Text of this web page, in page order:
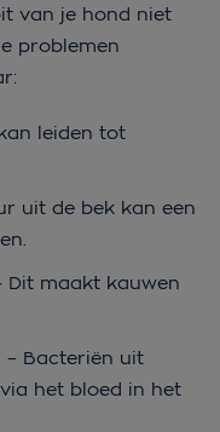
van je hond niet
problemen
leiden tot
uit de bek kan een
Dit maakt kauwen
– Bacteriën uit
het bloed in het